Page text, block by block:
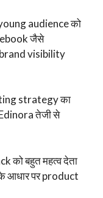
audience को
जैसे
visibility
strategy का
तेजी से
को बहुत महत्व देता
आधार पर product